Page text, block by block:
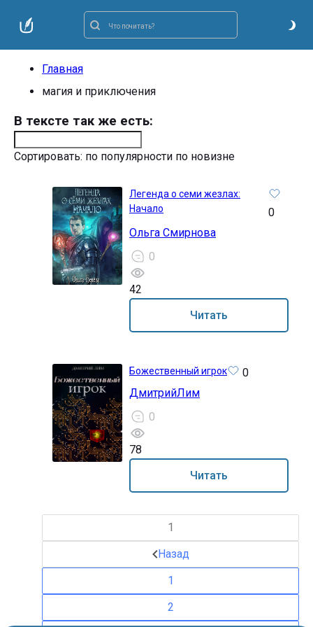
Главная
магия и приключения
В тексте так же есть:
Сортировать: по популярности по новизне
Легенда о семи жезлах:
Начало
0
Ольга Смирнова
0
42
Читать
Божественный игрок
0
ДмитрийЛим
0
78
Читать
1
Назад
1
2